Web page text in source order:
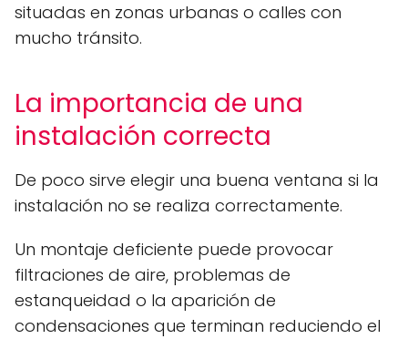
situadas en zonas urbanas o calles con
mucho tránsito.
La importancia de una
instalación correcta
De poco sirve elegir una buena ventana si la
instalación no se realiza correctamente.
Un montaje deficiente puede provocar
filtraciones de aire, problemas de
estanqueidad o la aparición de
condensaciones que terminan reduciendo el